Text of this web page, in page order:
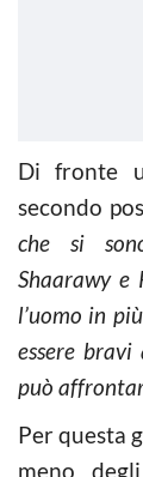
Di fronte
secondo
che si
Shaarawy
l’uomo in
essere
può
Per questa
meno